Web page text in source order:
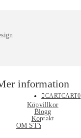
CARTCART0
information
Köpvillkor
Blogg
Kontakt
OM STYLEPORT